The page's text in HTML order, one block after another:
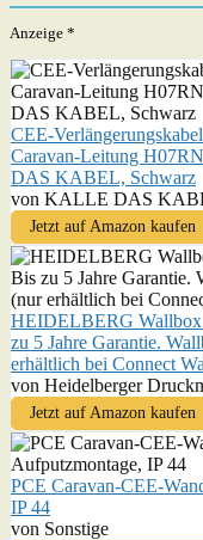
Anzeige *
CEE-
Caravan-Leitung
DAS KABEL, Schwarz
von KALLE DAS
Jetzt auf Amazon kaufen
HEIDELBERG Wallbox
zu 5 Jahre Garantie.
erhältlich bei Connect
von Heidelberger
Jetzt auf Amazon kaufen
PCE Caravan-CEE-
IP 44
von Sonstige